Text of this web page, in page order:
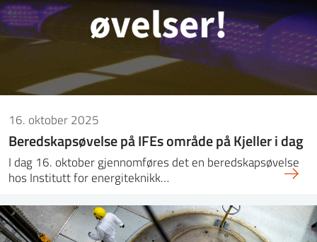
16. oktober 2025
Beredskapsøvelse på IFEs område på Kjeller i dag
I dag 16. oktober gjennomføres det en beredskapsøvelse
hos Institutt for energiteknikk…